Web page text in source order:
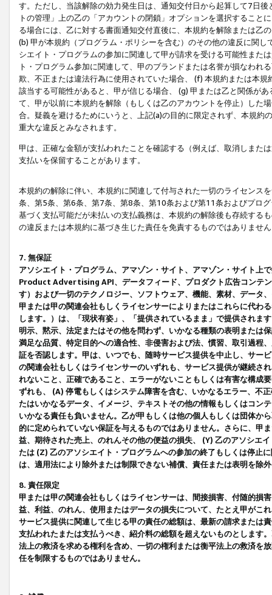
す。ただし、当該解除の効力発生日は、通知交付日から起算して7日
トの管理」上の乙の「アカウントの閉鎖」オプションを選択するこ
る場合には、乙に対する書面通知交付直後に、本規約を解除または乙
(b) 甲が本規約（プログラム・ポリシーを含む）のその他の違反に関
シエイト・プログラムの参加に関連して甲が請求を受ける可能性また
ト・プログラム参加に関連して、甲のブランドまたは名誉が損なわれ
欺、不正または違法行為に使用されていた場合、 (f) 本規約または本
該当する可能性があると、甲が信じる場合、 (g) 甲または乙と関係が
て、甲が以前に本規約を解除（もしくは乙のアカウントを停止）した
合。疑義を避けるためにいうと、上記(a)の目的に限定されず、本規
重大な違反とみなされます。
甲は、正確な金額が支払われたことを確認する（例えば、取消しまた
支払いを保留することがあります。
本規約の解除に伴い、本規約に関連して付与された一切のライセンス
条、第5条、第6条、第7条、第8条、第10条および第11条およびプロ
基づく支払可能だが未払いの支払義務は、本規約の解除後も存続する
の違反または本規約に基づき生じた責任を免責するものではありませ
7. 無保証
アソシエイト・プログラム、アマゾン・サイト、アマゾン・サイト上
Product Advertising API、データフィード、プロダクト広告コンテ
す）および一切のテクノロジー、ソフトウェア、機能、素材、データ
甲または甲の関連会社もしくライセンサーによりまたはこれらに代わ
します。）は、「現状有姿」、「提供されているまま」で提供されま
明示、黙示、法定またはその他を問わず、いかなる種類の表明または
満足な品質、特定目的への適合性、非侵害および法、慣習、取引過程
証を否認します。甲は、いつでも、随時サービス提供を中止し、サー
の関連会社もしくはライセンサーのいずれも、サービス提供が継続さ
れないこと、正確であること、エラーがないこともしくは有害な構成
ずれも、 (A) 停電もしくはシステム障害を含む、いかなるエラー、不
たはいかなるデータ、イメージ、テキストその他の情報もしくはコン
いかなる責任も負いません。乙が甲もしくは他の個人もしくは団体か
的に定められていない保証を与えるものではありません。さらに、甲
益、期待された売上、のれんその他の便益の損失、 (Y) 乙のアソシエ
たは (Z) 乙のアソシエイト・プログラムへの参加の終了もしくは停止
は、適用法により除外または制限できない補償、責任または表明を除
8. 責任限定
甲または甲の関連会社もしくはライセンサーは、間接損害、付随的損
益、利益、のれん、使用またはデータの損失について、たとえ甲がこ
サービス提供に関連して生じる甲の責任の総額は、最新の請求または
支払われたまたは支払うべき、紹介料の総額を超えないものとします
法上の救済を求める権利を含め、一切の権利または衡平法上の救済を
任を制限するものではありません。